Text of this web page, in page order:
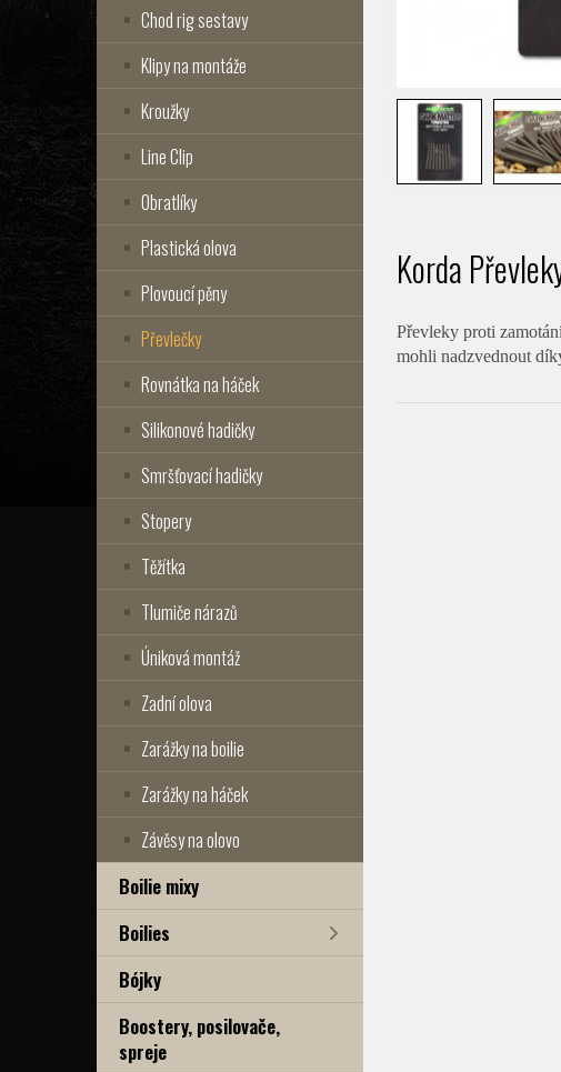
Chod rig sestavy
Klipy na montáže
Kroužky
Line Clip
Obratlíky
Plastická olova
Plovoucí pěny
Převlečky
Rovnátka na háček
Silikonové hadičky
Smršťovací hadičky
Stopery
Těžítka
Tlumiče nárazů
Úniková montáž
Zadní olova
Zarážky na boilie
Zarážky na háček
Závěsy na olovo
Boilie mixy
Boilies
Bójky
Boostery, posilovače,
spreje
Korda
Převleky proti
mohli nadzvednout